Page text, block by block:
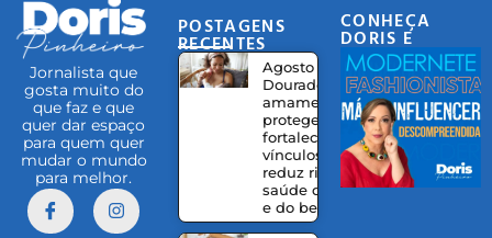
Jornalista que
gosta muito do
que faz e que
quer dar espaço
para quem quer
mudar o mundo
para melhor.
POSTAGENS
RECENTES
Agosto
Dourado:
amamentação
protege,
fortalece
vínculos e
reduz riscos à
saúde da mãe
e do bebê
CONHEÇA
DORIS E
EQUIPE